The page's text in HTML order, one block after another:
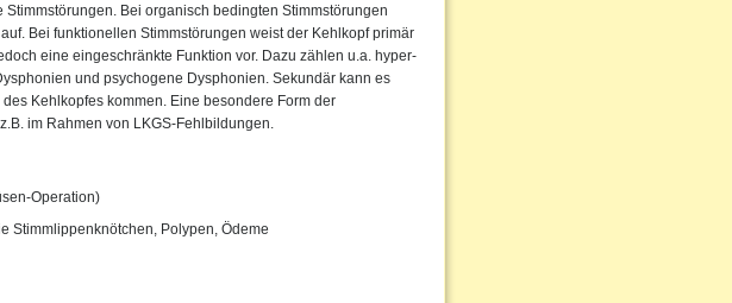
Bei organisch bedingten Stimmstörungen
Bei funktionellen Stimmstörungen weist der Kehlkopf primär
eine eingeschränkte Funktion vor. Dazu zählen u.a. hyper-
und psychogene Dysphonien. Sekundär kann es
Kehlkopfes kommen. Eine besondere Form der
im Rahmen von LKGS-Fehlbildungen.
Operation)
Stimmlippenknötchen, Polypen, Ödeme